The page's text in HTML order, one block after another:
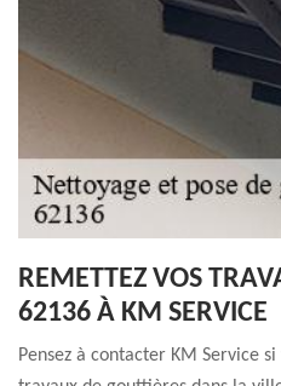
REMETTEZ VOS
62136 À KM SERVICE
Pensez à contacter KM Service